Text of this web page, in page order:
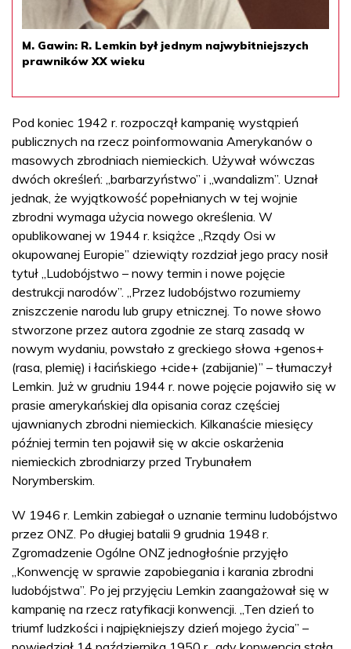
M. Gawin: R. Lemkin był jednym najwybitniejszych
prawników XX wieku
Pod koniec 1942 r. rozpoczął kampanię wystąpień
publicznych na rzecz poinformowania Amerykanów o
masowych zbrodniach niemieckich. Używał wówczas
dwóch określeń: „barbarzyństwo” i „wandalizm”. Uznał
jednak, że wyjątkowość popełnianych w tej wojnie
zbrodni wymaga użycia nowego określenia. W
opublikowanej w 1944 r. książce „Rządy Osi w
okupowanej Europie” dziewiąty rozdział jego pracy nosił
tytuł „Ludobójstwo – nowy termin i nowe pojęcie
destrukcji narodów”. „Przez ludobójstwo rozumiemy
zniszczenie narodu lub grupy etnicznej. To nowe słowo
stworzone przez autora zgodnie ze starą zasadą w
nowym wydaniu, powstało z greckiego słowa +genos+
(rasa, plemię) i łacińskiego +cide+ (zabijanie)” – tłumaczył
Lemkin. Już w grudniu 1944 r. nowe pojęcie pojawiło się w
prasie amerykańskiej dla opisania coraz częściej
ujawnianych zbrodni niemieckich. Kilkanaście miesięcy
później termin ten pojawił się w akcie oskarżenia
niemieckich zbrodniarzy przed Trybunałem
Norymberskim.
W 1946 r. Lemkin zabiegał o uznanie terminu ludobójstwo
przez ONZ. Po długiej batalii 9 grudnia 1948 r.
Zgromadzenie Ogólne ONZ jednogłośnie przyjęło
„Konwencję w sprawie zapobiegania i karania zbrodni
ludobójstwa”. Po jej przyjęciu Lemkin zaangażował się w
kampanię na rzecz ratyfikacji konwencji. „Ten dzień to
triumf ludzkości i najpiękniejszy dzień mojego życia” –